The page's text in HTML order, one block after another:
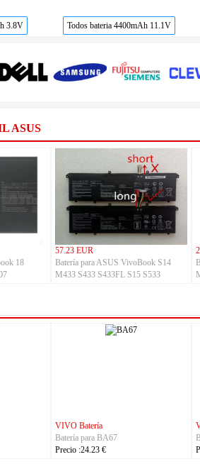
3.8V Todos bateria 4400mAh 11.1V
ASUS
18
57.23 EUR
Batería para ASUS VivoBook S14
M433 S433 S433FL S15 S533
REDMI Batería
Batería para BN6D
Precio :32.23 €